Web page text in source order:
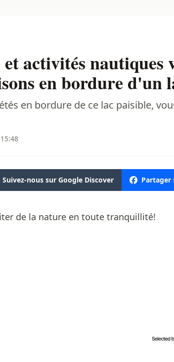
activités nautiques
en bordure d'un
en bordure de ce lac paisible,
Suivez-nous sur Google Discover Partager
de la nature en toute tranquillité!